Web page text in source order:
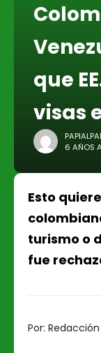
que
visas
6 AÑOS
Esto
turismo o
fue
Por: Redacción